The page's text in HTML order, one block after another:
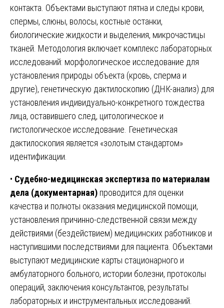
контакта. Объектами выступают пятна и следы крови,
спермы, слюны, волосы, костные останки,
биологические жидкости и выделения, микрочастицы
тканей. Методология включает комплекс лабораторных
исследований: морфологическое исследование для
установления природы объекта (кровь, сперма и
другие), генетическую дактилоскопию (ДНК-анализ) для
установления индивидуально-конкретного тождества
лица, оставившего след, цитологическое и
гистологическое исследование. Генетическая
дактилоскопия является «золотым стандартом»
идентификации.
• Судебно-медицинская экспертиза по материалам
дела (документарная) проводится для оценки
качества и полноты оказания медицинской помощи,
установления причинно-следственной связи между
действиями (бездействием) медицинских работников и
наступившими последствиями для пациента. Объектами
выступают медицинские карты стационарного и
амбулаторного больного, истории болезни, протоколы
операций, заключения консультантов, результаты
лабораторных и инструментальных исследований.